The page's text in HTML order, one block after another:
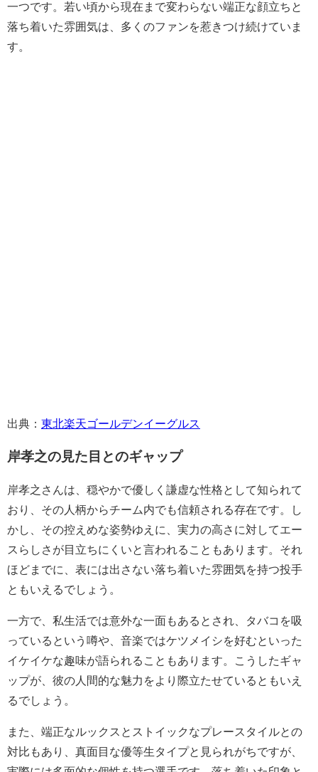
一つです。若い頃から現在まで変わらない端正な顔立ちと
落ち着いた雰囲気は、多くのファンを惹きつけ続けていま
す。
出典： 東北楽天ゴールデンイーグルス
岸孝之の見た目とのギャップ
岸孝之さんは、穏やかで優しく謙虚な性格として知られて
おり、その人柄からチーム内でも信頼される存在です。し
かし、その控えめな姿勢ゆえに、実力の高さに対してエー
スらしさが目立ちにくいと言われることもあります。それ
ほどまでに、表には出さない落ち着いた雰囲気を持つ投手
ともいえるでしょう。
一方で、私生活では意外な一面もあるとされ、タバコを吸
っているという噂や、音楽ではケツメイシを好むといった
イケイケな趣味が語られることもあります。こうしたギャ
ップが、彼の人間的な魅力をより際立たせているともいえ
るでしょう。
また、端正なルックスとストイックなプレースタイルとの
対比もあり、真面目な優等生タイプと見られがちですが、